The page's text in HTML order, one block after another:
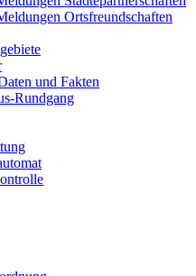
Ortsfreundschaften
und Fakten
Rundgang